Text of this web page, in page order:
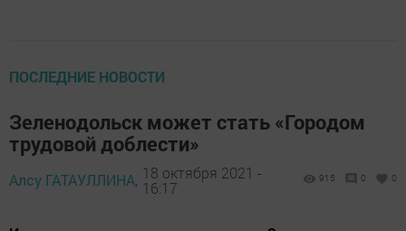
ПОСЛЕДНИЕ НОВОСТИ
Зеленодольск может стать «Городом
трудовой доблести»
Алсу ГАТАУЛЛИНА, 18 октября 2021 -
16:17
915 0 0